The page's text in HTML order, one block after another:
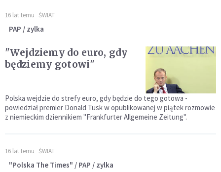
16 lat temu ŚWIAT
PAP / zylka
"Wejdziemy do euro, gdy
będziemy gotowi"
Polska wejdzie do strefy euro, gdy będzie do tego gotowa -
powiedział premier Donald Tusk w opublikowanej w piątek rozmowie
z niemieckim dziennikiem "Frankfurter Allgemeine Zeitung".
16 lat temu ŚWIAT
"Polska The Times" / PAP / zylka